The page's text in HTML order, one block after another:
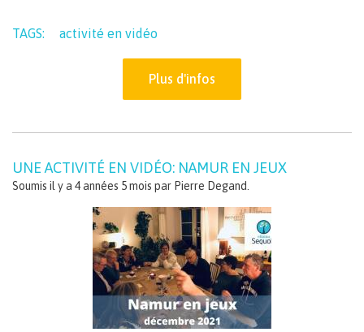
TAGS: activité en vidéo
Plus d'infos
UNE ACTIVITÉ EN VIDÉO: NAMUR EN JEUX
Soumis il y a 4 années 5 mois par Pierre Degand